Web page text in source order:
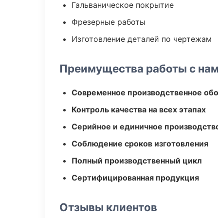
Гальваническое покрытие
Фрезерные работы
Изготовление деталей по чертежам
Преимущества работы с
Современное производственное
Контроль качества на всех этапах
Серийное и единичное
Соблюдение сроков изготовления
Полный производственный цикл
Сертифицированная продукция
Отзывы клиентов